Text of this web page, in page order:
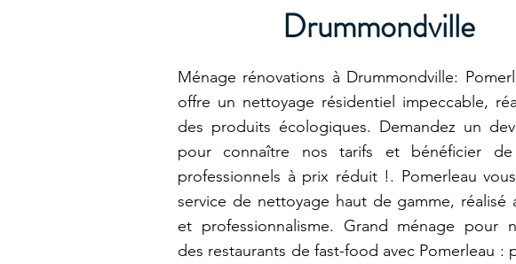
Drummondville
Ménage rénovations à Drummondville:
offre un nettoyage résidentiel impeccable,
des produits écologiques. Demandez un
pour connaître nos tarifs et bénéficier de
professionnels à prix réduit !. Pomerleau
service de nettoyage haut de gamme, réalisé
et professionnalisme. Grand ménage pour
des restaurants de fast-food avec Pomerleau :